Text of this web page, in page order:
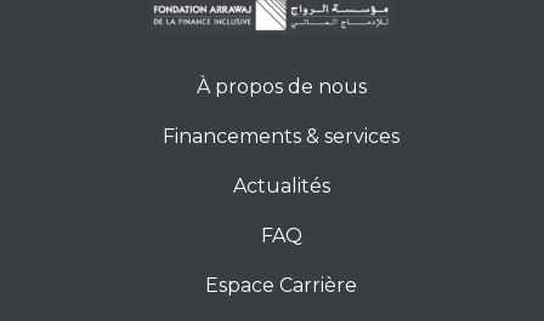
À propos de nous
Financements & services
Actualités
FAQ
Espace Carrière